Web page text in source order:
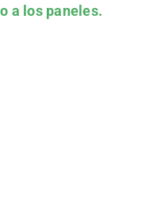
a los paneles.